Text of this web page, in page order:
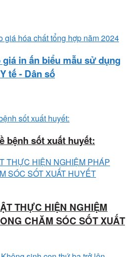
in ấn biểu mẫu sử dụng
tế - Dân số
bệnh sốt xuất huyết:
THỰC HIỆN NGHIỆM
CHĂM SÓC SỐT XUẤT